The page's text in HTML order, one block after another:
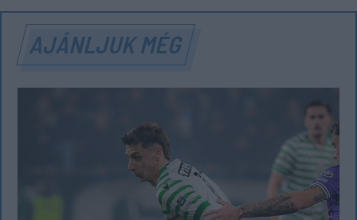
AJÁNLJUK MÉG